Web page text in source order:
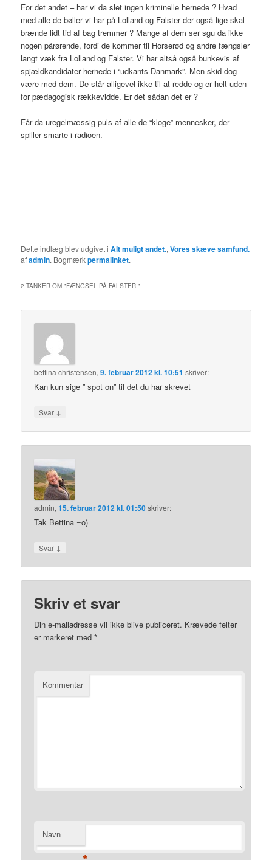
For det andet – har vi da slet ingen kriminelle hernede ? Hvad
med alle de bøller vi har på Lolland og Falster der også lige skal
brænde lidt tid af bag tremmer ? Mange af dem ser sgu da ikke
nogen pårørende, fordi de kommer til Horserød og andre fængsler
langt væk fra Lolland og Falster. Vi har altså også bunkevis af
spjældkandidater hernede i “udkants Danmark”. Men skid dog
være med dem. De står alligevel ikke til at redde og er helt uden
for pædagogisk rækkevidde. Er det sådan det er ?
Får da uregelmæssig puls af alle de “kloge” mennesker, der
spiller smarte i radioen.
Dette indlæg blev udgivet iAlt muligt andet.,Vores skæve samfund.
afadmin. Bogmærkpermalinket.
2 TANKER OM "FÆNGSEL PÅ FALSTER."
bettina christensen,9. februar 2012 kl. 10:51 skriver:
Kan kun sige ” spot on” til det du har skrevet
Svar ↓
admin,15. februar 2012 kl. 01:50skriver:
Tak Bettina =o)
Svar ↓
Skriv et svar
Din e-mailadresse vil ikke blive publiceret. Krævede felter
er markeret med*
Kommentar
Navn